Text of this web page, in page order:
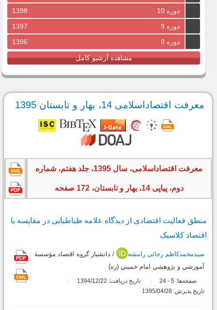
دوره 10
1398
دوره 9
1397
دوره 8
1396
مشاهده آرشیو کامل
معرفت اقتصاداسلامی 14، بهار و تابستان 1395
معرفت اقتصاداسلامی، سال 1395، جلد هفتم، شماره
دوم، پیاپی 14، بهار و تابستان، 172 صفحه
منطق فعالیت اقتصادی از دیدگاه علامه طباطبایی در مقایسه با
اقتصاد کلاسیک
سیدمحمدکاظم رجائی رامشه
/ دانشيار گروه اقتصاد مؤسسة
آموزشي و پژوهشي امام خميني (ره)
صفحه‌ها: 5
-
تاریخ دریافت: 1394/12/22
تاریخ پذیرش: 1395/04/28